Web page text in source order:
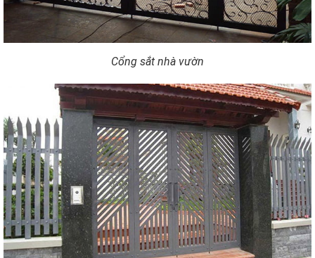
Cổng sắt nhà vườn